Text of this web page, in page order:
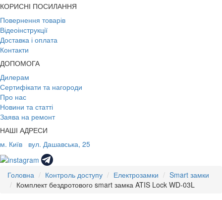
КОРИСНІ ПОСИЛАННЯ
Повернення товарів
Відеоінструкції
Доставка і оплата
Контакти
ДОПОМОГА
Дилерам
Сертифікати та нагороди
Про нас
Новини та статті
Заява на ремонт
НАШІ АДРЕСИ
м. Київ
вул. Дашавська, 25
Головна Контроль доступу Електрозамки
Smart замки
Комплект бездротового smart замка ATIS Lock WD-03L